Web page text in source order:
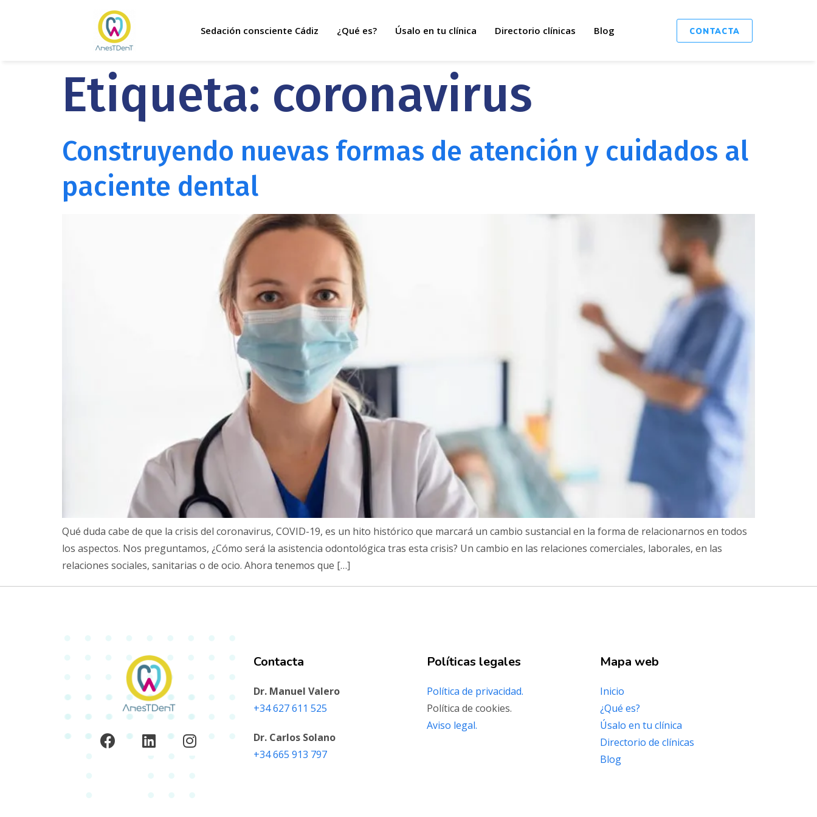
Sedación consciente Cádiz ¿Qué es? Úsalo en tu clínica Directorio clínicas Blog CONTACTA
Etiqueta: coronavirus
Construyendo nuevas formas de atención y cuidados al
paciente dental
Qué duda cabe de que la crisis del coronavirus, COVID-19, es un hito histórico que marcará un cambio sustancial en la forma de relacionarnos en todos
los aspectos. Nos preguntamos, ¿Cómo será la asistencia odontológica tras esta crisis? Un cambio en las relaciones comerciales, laborales, en las
relaciones sociales, sanitarias o de ocio. Ahora tenemos que […]
Contacta
Dr. Manuel Valero
+34 627 611 525‬
Dr. Carlos Solano
‭+34 665 913 797‬
Políticas legales
Política de privacidad.
Política de cookies.
Aviso legal.
Mapa web
Inicio
¿Qué es?
Úsalo en tu clínica
Directorio de clínicas
Blog